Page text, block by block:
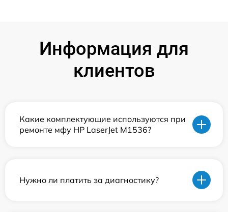
Информация для
клиентов
Какие комплектующие используются при
ремонте мфу HP LaserJet M1536?
Нужно ли платить за диагностику?